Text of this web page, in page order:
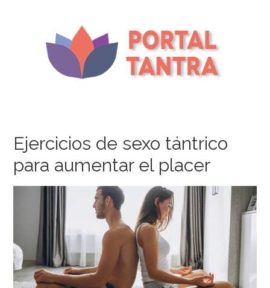
Ejercicios de sexo tántrico
para aumentar el placer